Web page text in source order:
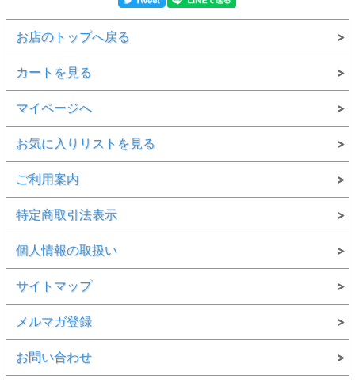
お店のトップへ戻る
カートを見る
マイページへ
お気に入りリストを見る
ご利用案内
特定商取引法表示
個人情報の取扱い
サイトマップ
メルマガ登録
お問い合わせ